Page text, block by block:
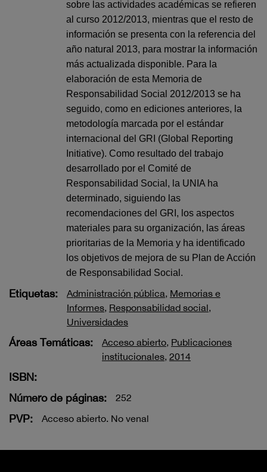
sobre las actividades académicas se refieren
al curso 2012/2013, mientras que el resto de
información se presenta con la referencia del
año natural 2013, para mostrar la información
más actualizada disponible. Para la
elaboración de esta Memoria de
Responsabilidad Social 2012/2013 se ha
seguido, como en ediciones anteriores, la
metodología marcada por el estándar
internacional del GRI (Global Reporting
Initiative). Como resultado del trabajo
desarrollado por el Comité de
Responsabilidad Social, la UNIA ha
determinado, siguiendo las
recomendaciones del GRI, los aspectos
materiales para su organización, las áreas
prioritarias de la Memoria y ha identificado
los objetivos de mejora de su Plan de Acción
de Responsabilidad Social.
Etiquetas: Administración pública, Memorias e
Informes, Responsabilidad social,
Universidades
Áreas Temáticas: Acceso abierto, Publicaciones
institucionales, 2014
ISBN:
Número de páginas:
252
PVP: Acceso abierto. No venal